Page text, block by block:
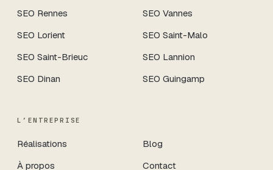
SEO Rennes SEO Vannes
SEO Lorient SEO Saint-Malo
SEO Saint-Brieuc SEO Lannion
SEO Dinan SEO Guingamp
L’ENTREPRISE
Réalisations
Blog
À propos
Contact